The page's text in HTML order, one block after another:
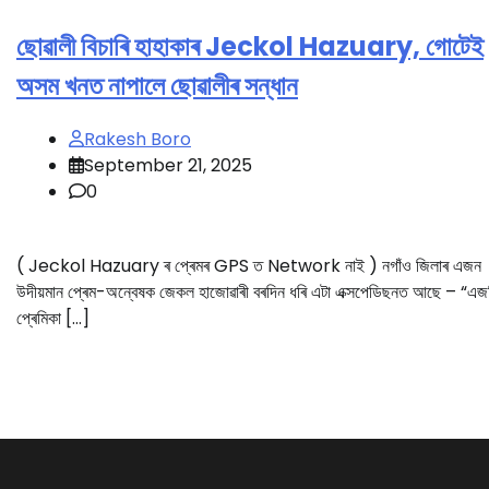
ছোৱালী বিচাৰি হাহাকাৰ Jeckol Hazuary, গোটেই
অসম খনত নাপালে ছোৱালীৰ সন্ধান
Rakesh Boro
September 21, 2025
0
( Jeckol Hazuary ৰ প্ৰেমৰ GPS ত Network নাই ) নগাঁও জিলাৰ এজন
উদীয়মান প্ৰেম-অন্বেষক জেকল হাজোৱাৰী বৰদিন ধৰি এটা এক্সপেডিছনত আছে –
প্ৰেমিকা […]